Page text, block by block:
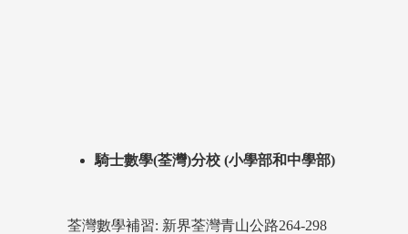
騎士數學(荃灣)分校 (小學部和中學部)
荃灣數學補習: 新界荃灣青山公路264-298